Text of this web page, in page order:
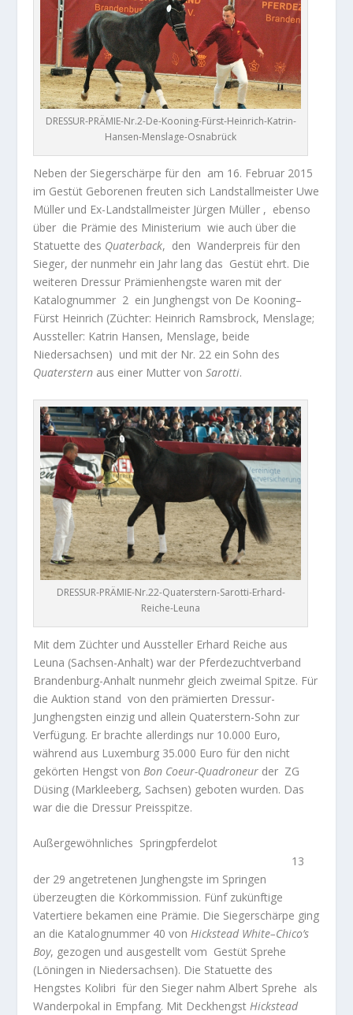
DRESSUR-PRÄMIE-Nr.2-De-Kooning-Fürst-Heinrich-Katrin-
Hansen-Menslage-Osnabrück
Neben der Siegerschärpe für den am 16. Februar 2015
im Gestüt Geborenen freuten sich Landstallmeister Uwe
Müller und Ex-Landstallmeister Jürgen Müller , ebenso
über die Prämie des Ministerium wie auch über die
Statuette des Quaterback, den Wanderpreis für den
Sieger, der nunmehr ein Jahr lang das Gestüt ehrt. Die
weiteren Dressur Prämienhengste waren mit der
Katalognummer 2 ein Junghengst von De Kooning–
Fürst Heinrich (Züchter: Heinrich Ramsbrock, Menslage;
Aussteller: Katrin Hansen, Menslage, beide
Niedersachsen) und mit der Nr. 22 ein Sohn des
Quaterstern aus einer Mutter vonSarotti.
DRESSUR-PRÄMIE-Nr.22-Quaterstern-Sarotti-Erhard-
Reiche-Leuna
Mit dem Züchter und Aussteller Erhard Reiche aus
Leuna (Sachsen-Anhalt) war der Pferdezuchtverband
Brandenburg-Anhalt nunmehr gleich zweimal Spitze. Für
die Auktion stand von den prämierten Dressur-
Junghengsten einzig und allein Quaterstern-Sohn zur
Verfügung. Er brachte allerdings nur 10.000 Euro,
während aus Luxemburg 35.000 Euro für den nicht
gekörten Hengst vonBon Coeur-Quadroneur der ZG
Düsing (Markleeberg, Sachsen) geboten wurden. Das
war die die Dressur Preisspitze.
Außergewöhnliches Springpferdelot
13
der 29 angetretenen Junghengste im Springen
überzeugten die Körkommission. Fünf zukünftige
Vatertiere bekamen eine Prämie. Die Siegerschärpe ging
an die Katalognummer 40 vonHickstead White–Chico’s
Boy, gezogen und ausgestellt vom Gestüt Sprehe
(Löningen in Niedersachsen). Die Statuette des
Hengstes Kolibri für den Sieger nahm Albert Sprehe als
Wanderpokal in Empfang. Mit DeckhengstHickstead